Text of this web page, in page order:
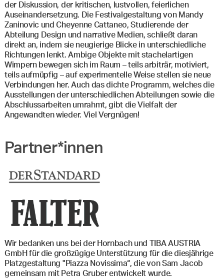
der Diskussion, der kritischen, lustvollen, feierlichen
Auseinandersetzung. Die Festivalgestaltung von Mandy
Zaninovic und Cheyenne Cattaneo, Studierende der
Abteilung Design und narrative Medien, schließt daran
direkt an, indem sie neugierige Blicke in unterschiedliche
Richtungen lenkt. Ambige Objekte mit stachelartigen
Wimpern bewegen sich im Raum – teils arbiträr, motiviert,
teils aufmüpfig – auf experimentelle Weise stellen sie neue
Verbindungen her. Auch das dichte Programm, welches die
Ausstellungen der unterschiedlichen Abteilungen sowie die
Abschlussarbeiten umrahmt, gibt die Vielfalt der
Angewandten wieder. Viel Vergnügen!
Partner*innen
Wir bedanken uns bei der Hornbach und TIBA AUSTRIA
GmbH für die großzügige Unterstützung für die diesjährige
Platzgestaltung "Piazza Novissima“, die von Sam Jacob
gemeinsam mit Petra Gruber entwickelt wurde.